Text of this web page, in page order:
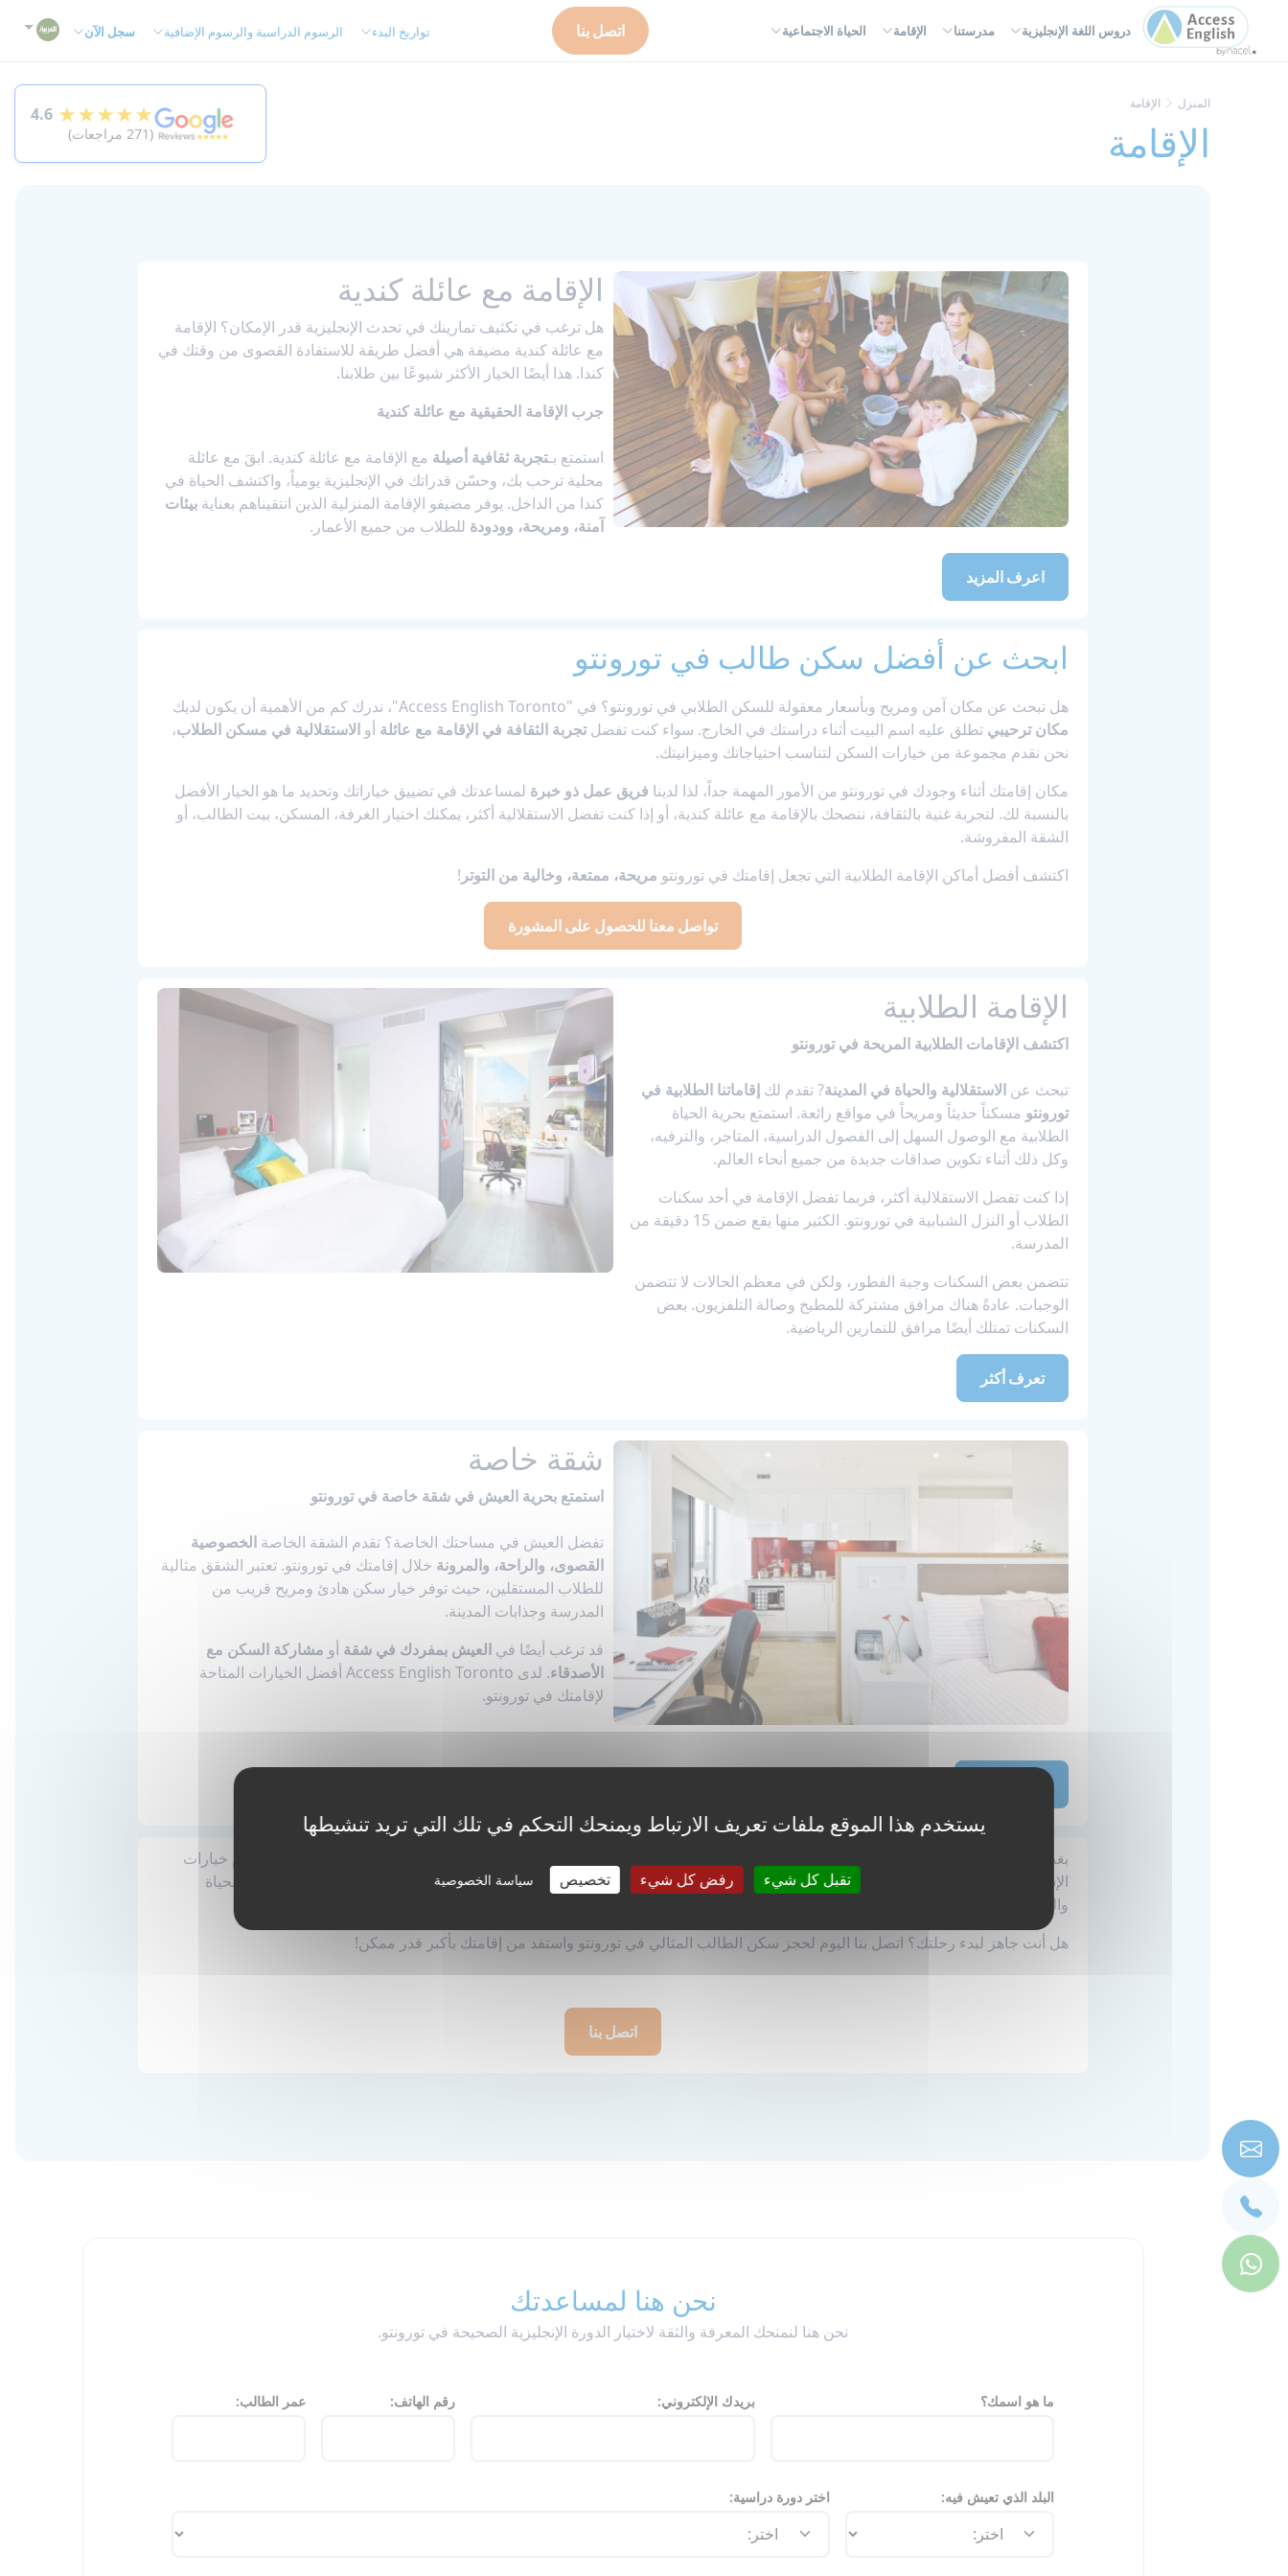
دروس اللغة الإنجليزية مدرستنا الإقامة الحياة الاجتماعية اتصل بنا تواريخ البدء الرسوم الدراسية والرسوم الإضافية سجل الآن
★★★★★
4.6
(271 مراجعات)
المنزل الإقامة
الإقامة
الإقامة مع عائلة كندية
هل ترغب في تكثيف تمارينك في تحدث الإنجليزية قدر الإمكان؟ الإقامة
مع عائلة كندية مضيفة هي أفضل طريقة للاستفادة القصوى من وقتك في
كندا. هذا أيضًا الخيار الأكثر شيوعًا بين طلابنا.
جرب الإقامة الحقيقية مع عائلة كندية
استمتع بـتجربة ثقافية أصيلة مع الإقامة مع عائلة كندية. ابقَ مع عائلة
محلية ترحب بك، وحسّن قدراتك في الإنجليزية يومياً، واكتشف الحياة في
كندا من الداخل. يوفر مضيفو الإقامة المنزلية الذين انتقيناهم بعنايةبيئات
آمنة، ومريحة، وودودة للطلاب من جميع الأعمار.
اعرف المزيد
ابحث عن أفضل سكن طالب في تورونتو
هل تبحث عن مكان آمن ومريح وبأسعار معقولة للسكن الطلابي في تورونتو؟ في "Access English Toronto"، ندرك كم من الأهمية أن يكون لديك
مكان ترحيبي تطلق عليه اسم البيت أثناء دراستك في الخارج. سواء كنت تفضلتجربة الثقافة في الإقامة مع عائلة أو الاستقلالية في مسكن الطلاب،
نحن نقدم مجموعة من خيارات السكن لتناسب احتياجاتك وميزانيتك.
مكان إقامتك أثناء وجودك في تورونتو من الأمور المهمة جداً، لذا لدينا فريق عمل ذو خبرة لمساعدتك في تضييق خياراتك وتحديد ما هو الخيار الأفضل
بالنسبة لك. لتجربة غنية بالثقافة، ننصحك بالإقامة مع عائلة كندية، أو إذا كنت تفضل الاستقلالية أكثر، يمكنك اختيار الغرفة، المسكن، بيت الطالب، أو
الشقة المفروشة.
اكتشف أفضل أماكن الإقامة الطلابية التي تجعل إقامتك في تورونتو مريحة، ممتعة، وخالية من التوتر !
تواصل معنا للحصول على المشورة
الإقامة الطلابية
اكتشف الإقامات الطلابية المريحة في تورونتو
تبحث عن الاستقلالية والحياة في المدينة? تقدم لك إقاماتنا الطلابية في
تورونتو مسكناً حديثاً ومريحاً في مواقع رائعة. استمتع بحرية الحياة
الطلابية مع الوصول السهل إلى الفصول الدراسية، المتاجر، والترفيه،
وكل ذلك أثناء تكوين صداقات جديدة من جميع أنحاء العالم.
إذا كنت تفضل الاستقلالية أكثر، فربما تفضل الإقامة في أحد سكنات
الطلاب أو النزل الشبابية في تورونتو. الكثير منها يقع ضمن 15 دقيقة من
المدرسة.
تتضمن بعض السكنات وجبة الفطور، ولكن في معظم الحالات لا تتضمن
الوجبات. عادةً هناك مرافق مشتركة للمطبخ وصالة التلفزيون. بعض
السكنات تمتلك أيضًا مرافق للتمارين الرياضية.
تعرف أكثر
شقة خاصة
استمتع بحرية العيش في شقة خاصة في تورونتو
تفضل العيش في مساحتك الخاصة؟ تقدم الشقة الخاصةالخصوصية
القصوى، والراحة، والمرونة خلال إقامتك في تورونتو. تعتبر الشقق مثالية
للطلاب المستقلين، حيث توفر خيار سكن هادئ ومريح قريب من
المدرسة وجذابات المدينة.
قد ترغب أيضًا فيالعيش بمفردك في شقة أو مشاركة السكن مع
الأصدقاء
. لدى Access English Toronto أفضل الخيارات المتاحة
لإقامتك في تورونتو.
بغض النظر عن نمط حياتك أو ميزانيتك،
يتم بسهولة مع Access English Toronto. نقدم خيارات
الإسكان التي تمكنك من الشعور بأنك في منزلك بينما تركز على دراستك، بدءًا من الإقامة المنزلية التفاعلية إلى السكن الجامعي النابض بالحياة
والشقق الخاصة.
هل أنت جاهز لبدء رحلتك؟ اتصل بنا اليوم لحجز سكن الطالب المثالي في تورونتو واستفد من إقامتك بأكبر قدر ممكن!
اتصل بنا
نحن هنا لمساعدتك
نحن هنا لنمنحك المعرفة والثقة لاختيار الدورة الإنجليزية الصحيحة في تورونتو.
ما هو اسمك؟ بريدك الإلكتروني: رقم الهاتف: عمر الطالب:
البلد الذي تعيش فيه: اختر دورة دراسية:
لوحة إدارة ملفات تعريف الارتباط
يستخدم هذا الموقع ملفات تعريف الارتباط ويمنحك التحكم في تلك التي تريد تنشيطها
تقبل كل شيء رفض كل شيء تخصيص سياسة الخصوصية